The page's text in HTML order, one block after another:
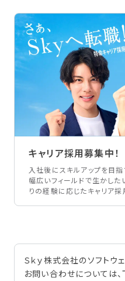
キャリア採用募集中！
入社後にスキルアップを目
幅広いフィールドで生かした
りの経験に応じたキャリア採
Ｓｋｙ株式会社のソフトウ
お問い合わせについては